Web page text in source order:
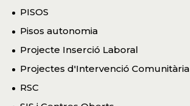
PISOS
Pisos autonomia
Projecte Inserció Laboral
Projectes d'Intervenció Comunitària
RSC